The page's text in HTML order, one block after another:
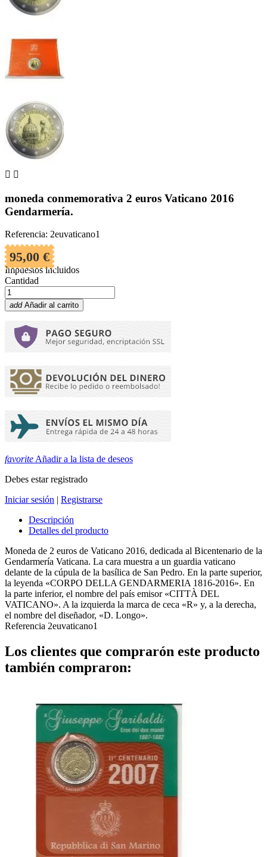
 
moneda conmemorativa 2 euros Vaticano 2016
Gendarmería.
Referencia: 2euvaticano1
95,00 €
Impuestos incluidos
Cantidad
add Añadir al carrito
favorite Añadir a la lista de deseos
Debes estar registrado
Iniciar sesión | Registrarse
Descripción
Detalles del producto
Moneda de 2 euros de Vaticano 2016, dedicada al Bicentenario de la
Gendarmería Vaticana. La cara muestra a un guardia vaticano
delante de la cúpula de la basílica de San Pedro. En la parte superior,
la leyenda «CORPO DELLA GENDARMERIA 1816-2016». En
la parte inferior, el nombre del país emisor «CITTÀ DEL
VATICANO». A la izquierda la marca de ceca «R» y, a la derecha,
el nombre del diseñador, «D. Longo».
Referencia 2euvaticano1
Los clientes que comprarón este producto
también compraron: